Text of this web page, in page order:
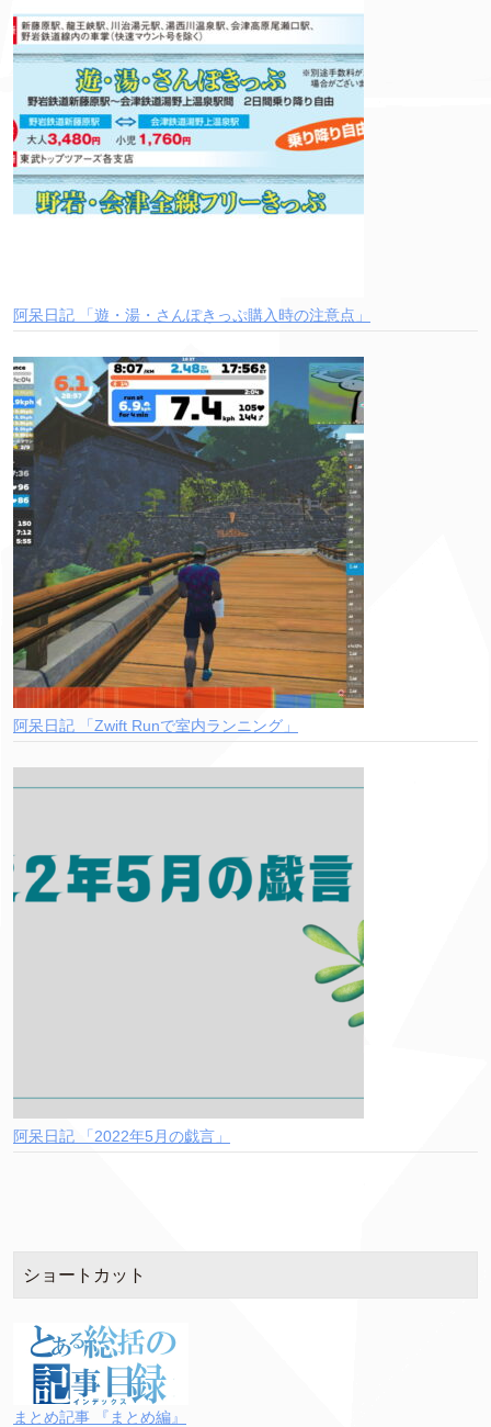
阿呆日記 「遊・湯・さんぽきっぷ購入時の注意点」
阿呆日記 「Zwift Runで室内ランニング」
阿呆日記 「2022年5月の戯言」
ショートカット
まとめ記事 『まとめ編』